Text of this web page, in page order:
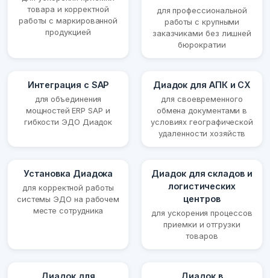
товара и корректной
работы с маркированной
продукцией
для профессиональной
работы с крупными
заказчиками без лишней
бюрократии
Интеграция с SAP
для объединения
мощностей ERP SAP и
гибкости ЭДО Диадок
Диадок для АПК и СХ
для своевременного
обмена документами в
условиях географической
удаленности хозяйств
Установка Диадока
для корректной работы
системы ЭДО на рабочем
месте сотрудника
Диадок для складов и
логистических
центров
для ускорения процессов
приемки и отгрузки
товаров